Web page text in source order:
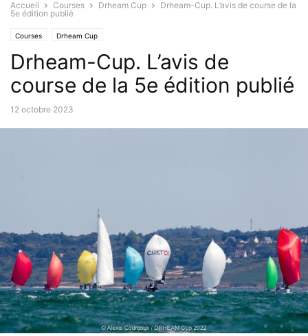
Accueil Courses Drheam Cup
Drheam-Cup. L’avis de course de la
5e édition publié
Courses Drheam Cup
Drheam-Cup. L’avis de
course de la 5e édition publié
12 octobre 2023